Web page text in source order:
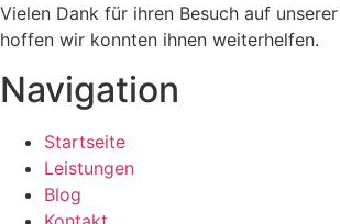
Vielen Dank für ihren Besuch auf
hoffen wir konnten ihnen weiterhelfen.
Navigation
Startseite
Leistungen
Blog